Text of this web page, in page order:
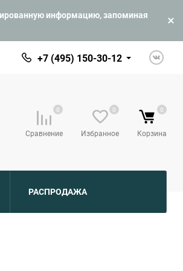
информацию, запоминая
+7 (495) 150-30-12
Сравнение
0
Избранное
0
Корзина
0
РАСПРОДАЖА